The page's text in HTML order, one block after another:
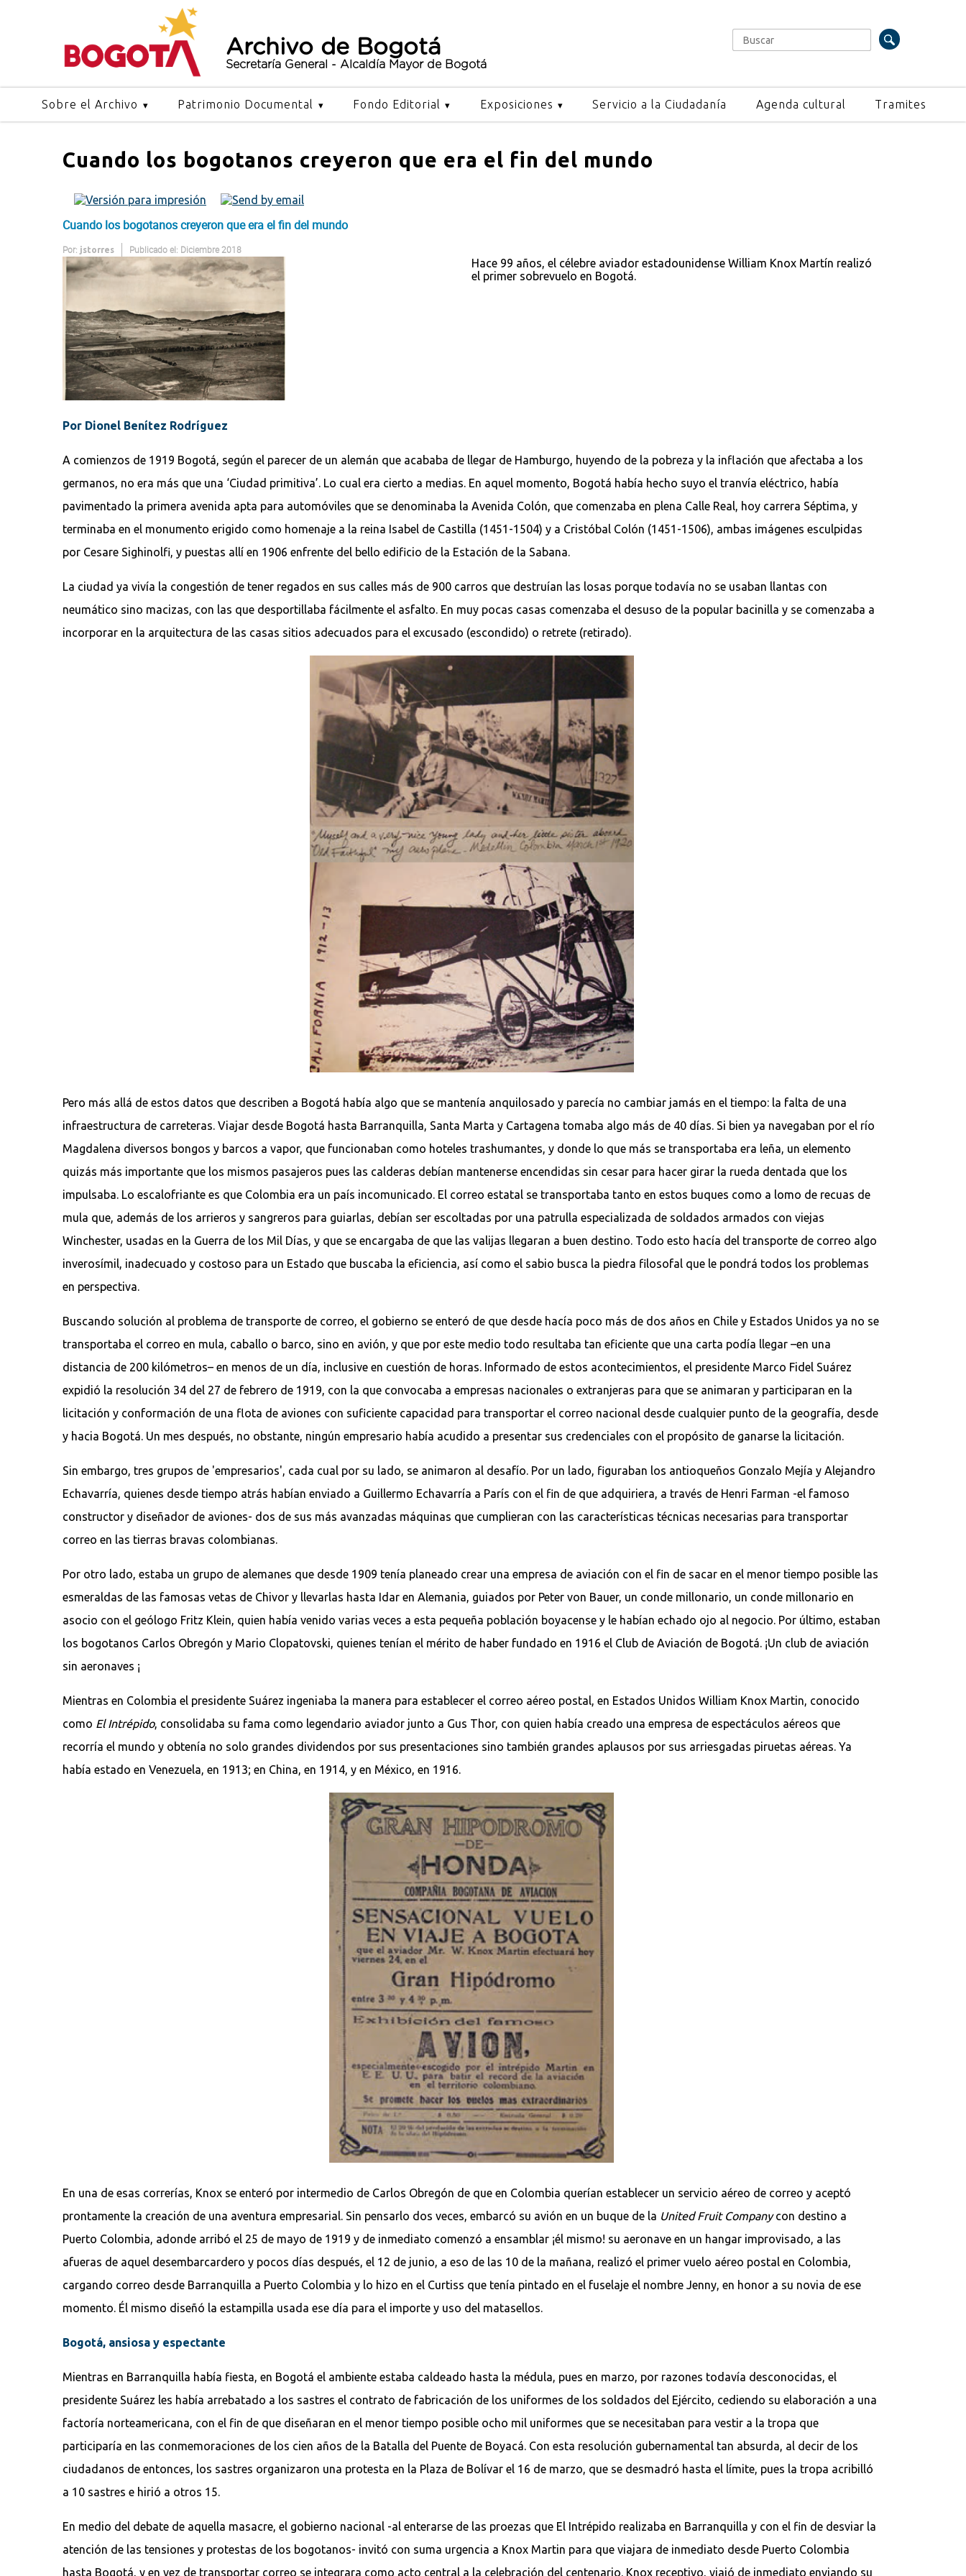
Archivo de Bogotá
Secretaría General - Alcaldía Mayor de Bogotá
Formulario de búsqueda
Buscar
Sobre el Archivo Patrimonio Documental Fondo Editorial Exposiciones Servicio a la Ciudadanía Agenda cultural Tramites
Cuando los bogotanos creyeron que era el fin del mundo
Cuando los bogotanos creyeron que era el fin del mundo
Por: jstorres Publicado el: Diciembre 2018
Hace 99 años, el célebre aviador estadounidense William Knox Martín realizó
el primer sobrevuelo en Bogotá.
Por Dionel Benítez Rodríguez
A comienzos de 1919 Bogotá, según el parecer de un alemán que acababa de llegar de Hamburgo, huyendo de la pobreza y la inflación que afectaba a los
germanos, no era más que una ‘Ciudad primitiva’. Lo cual era cierto a medias. En aquel momento, Bogotá había hecho suyo el tranvía eléctrico, había
pavimentado la primera avenida apta para automóviles que se denominaba la Avenida Colón, que comenzaba en plena Calle Real, hoy carrera Séptima, y
terminaba en el monumento erigido como homenaje a la reina Isabel de Castilla (1451-1504) y a Cristóbal Colón (1451-1506), ambas imágenes esculpidas
por Cesare Sighinolfi, y puestas allí en 1906 enfrente del bello edificio de la Estación de la Sabana.
La ciudad ya vivía la congestión de tener regados en sus calles más de 900 carros que destruían las losas porque todavía no se usaban llantas con
neumático sino macizas, con las que desportillaba fácilmente el asfalto. En muy pocas casas comenzaba el desuso de la popular bacinilla y se comenzaba a
incorporar en la arquitectura de las casas sitios adecuados para el excusado (escondido) o retrete (retirado).
Pero más allá de estos datos que describen a Bogotá había algo que se mantenía anquilosado y parecía no cambiar jamás en el tiempo: la falta de una
infraestructura de carreteras. Viajar desde Bogotá hasta Barranquilla, Santa Marta y Cartagena tomaba algo más de 40 días. Si bien ya navegaban por el río
Magdalena diversos bongos y barcos a vapor, que funcionaban como hoteles trashumantes, y donde lo que más se transportaba era leña, un elemento
quizás más importante que los mismos pasajeros pues las calderas debían mantenerse encendidas sin cesar para hacer girar la rueda dentada que los
impulsaba. Lo escalofriante es que Colombia era un país incomunicado. El correo estatal se transportaba tanto en estos buques como a lomo de recuas de
mula que, además de los arrieros y sangreros para guiarlas, debían ser escoltadas por una patrulla especializada de soldados armados con viejas
Winchester, usadas en la Guerra de los Mil Días, y que se encargaba de que las valijas llegaran a buen destino. Todo esto hacía del transporte de correo algo
inverosímil, inadecuado y costoso para un Estado que buscaba la eficiencia, así como el sabio busca la piedra filosofal que le pondrá todos los problemas
en perspectiva.
Buscando solución al problema de transporte de correo, el gobierno se enteró de que desde hacía poco más de dos años en Chile y Estados Unidos ya no se
transportaba el correo en mula, caballo o barco, sino en avión, y que por este medio todo resultaba tan eficiente que una carta podía llegar –en una
distancia de 200 kilómetros– en menos de un día, inclusive en cuestión de horas. Informado de estos acontecimientos, el presidente Marco Fidel Suárez
expidió la resolución 34 del 27 de febrero de 1919, con la que convocaba a empresas nacionales o extranjeras para que se animaran y participaran en la
licitación y conformación de una flota de aviones con suficiente capacidad para transportar el correo nacional desde cualquier punto de la geografía, desde
y hacia Bogotá. Un mes después, no obstante, ningún empresario había acudido a presentar sus credenciales con el propósito de ganarse la licitación.
Sin embargo, tres grupos de 'empresarios', cada cual por su lado, se animaron al desafío. Por un lado, figuraban los antioqueños Gonzalo Mejía y Alejandro
Echavarría, quienes desde tiempo atrás habían enviado a Guillermo Echavarría a París con el fin de que adquiriera, a través de Henri Farman -el famoso
constructor y diseñador de aviones- dos de sus más avanzadas máquinas que cumplieran con las características técnicas necesarias para transportar
correo en las tierras bravas colombianas.
Por otro lado, estaba un grupo de alemanes que desde 1909 tenía planeado crear una empresa de aviación con el fin de sacar en el menor tiempo posible las
esmeraldas de las famosas vetas de Chivor y llevarlas hasta Idar en Alemania, guiados por Peter von Bauer, un conde millonario, un conde millonario en
asocio con el geólogo Fritz Klein, quien había venido varias veces a esta pequeña población boyacense y le habían echado ojo al negocio. Por último, estaban
los bogotanos Carlos Obregón y Mario Clopatovski, quienes tenían el mérito de haber fundado en 1916 el Club de Aviación de Bogotá. ¡Un club de aviación
sin aeronaves ¡
Mientras en Colombia el presidente Suárez ingeniaba la manera para establecer el correo aéreo postal, en Estados Unidos William Knox Martin, conocido
como El Intrépido, consolidaba su fama como legendario aviador junto a Gus Thor, con quien había creado una empresa de espectáculos aéreos que
recorría el mundo y obtenía no solo grandes dividendos por sus presentaciones sino también grandes aplausos por sus arriesgadas piruetas aéreas. Ya
había estado en Venezuela, en 1913; en China, en 1914, y en México, en 1916.
En una de esas correrías, Knox se enteró por intermedio de Carlos Obregón de que en Colombia querían establecer un servicio aéreo de correo y aceptó
prontamente la creación de una aventura empresarial. Sin pensarlo dos veces, embarcó su avión en un buque de la United Fruit Companycon destino a
Puerto Colombia, adonde arribó el 25 de mayo de 1919 y de inmediato comenzó a ensamblar ¡él mismo! su aeronave en un hangar improvisado, a las
afueras de aquel desembarcardero y pocos días después, el 12 de junio, a eso de las 10 de la mañana, realizó el primer vuelo aéreo postal en Colombia,
cargando correo desde Barranquilla a Puerto Colombia y lo hizo en el Curtiss que tenía pintado en el fuselaje el nombre Jenny, en honor a su novia de ese
momento. Él mismo diseñó la estampilla usada ese día para el importe y uso del matasellos.
Bogotá, ansiosa y espectante
Mientras en Barranquilla había fiesta, en Bogotá el ambiente estaba caldeado hasta la médula, pues en marzo, por razones todavía desconocidas, el
presidente Suárez les había arrebatado a los sastres el contrato de fabricación de los uniformes de los soldados del Ejército, cediendo su elaboración a una
factoría norteamericana, con el fin de que diseñaran en el menor tiempo posible ocho mil uniformes que se necesitaban para vestir a la tropa que
participaría en las conmemoraciones de los cien años de la Batalla del Puente de Boyacá. Con esta resolución gubernamental tan absurda, al decir de los
ciudadanos de entonces, los sastres organizaron una protesta en la Plaza de Bolívar el 16 de marzo, que se desmadró hasta el límite, pues la tropa acribilló
a 10 sastres e hirió a otros 15.
En medio del debate de aquella masacre, el gobierno nacional -al enterarse de las proezas que El Intrépido realizaba en Barranquilla y con el fin de desviar la
atención de las tensiones y protestas de los bogotanos- invitó con suma urgencia a Knox Martin para que viajara de inmediato desde Puerto Colombia
hasta Bogotá, y en vez de transportar correo se integrara como acto central a la celebración del centenario. Knox receptivo, viajó de inmediato enviando su